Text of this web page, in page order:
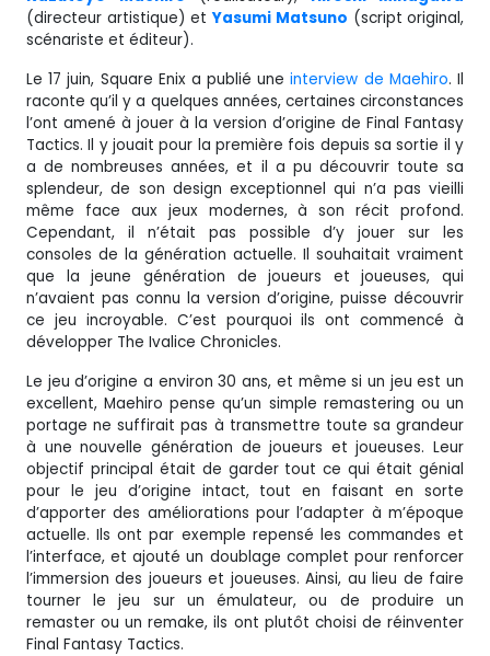
(directeur artistique) et Yasumi Matsuno (script original,
scénariste et éditeur).
Le 17 juin, Square Enix a publié uneinterview de Maehiro. Il
raconte qu’il y a quelques années, certaines circonstances
l’ont amené à jouer à la version d’origine de Final Fantasy
Tactics. Il y jouait pour la première fois depuis sa sortie il y
a de nombreuses années, et il a pu découvrir toute sa
splendeur, de son design exceptionnel qui n’a pas vieilli
même face aux jeux modernes, à son récit profond.
Cependant, il n’était pas possible d’y jouer sur les
consoles de la génération actuelle. Il souhaitait vraiment
que la jeune génération de joueurs et joueuses, qui
n’avaient pas connu la version d’origine, puisse découvrir
ce jeu incroyable. C’est pourquoi ils ont commencé à
développer The Ivalice Chronicles.
Le jeu d’origine a environ 30 ans, et même si un jeu est un
excellent, Maehiro pense qu’un simple remastering ou un
portage ne suffirait pas à transmettre toute sa grandeur
à une nouvelle génération de joueurs et joueuses. Leur
objectif principal était de garder tout ce qui était génial
pour le jeu d’origine intact, tout en faisant en sorte
d’apporter des améliorations pour l’adapter à m’époque
actuelle. Ils ont par exemple repensé les commandes et
l’interface, et ajouté un doublage complet pour renforcer
l’immersion des joueurs et joueuses. Ainsi, au lieu de faire
tourner le jeu sur un émulateur, ou de produire un
remaster ou un remake, ils ont plutôt choisi de réinventer
Final Fantasy Tactics.